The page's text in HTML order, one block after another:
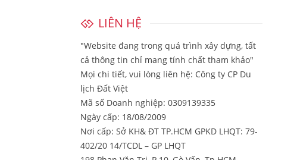
LIÊN HỆ
"Website đang trong quá trình xây dựng, tất
cả thông tin chỉ mang tính chất tham khảo"
Mọi chi tiết, vui lòng liên hệ: Công ty CP Du
lịch Đất Việt
Mã số Doanh nghiệp: 0309139335
Ngày cấp: 18/08/2009
Nơi cấp: Sở KH& ĐT TP.HCM GPKD LHQT: 79-
402/20 14/TCDL – GP LHQT